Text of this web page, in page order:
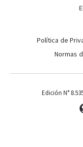
Política de
Normas
Edición N°